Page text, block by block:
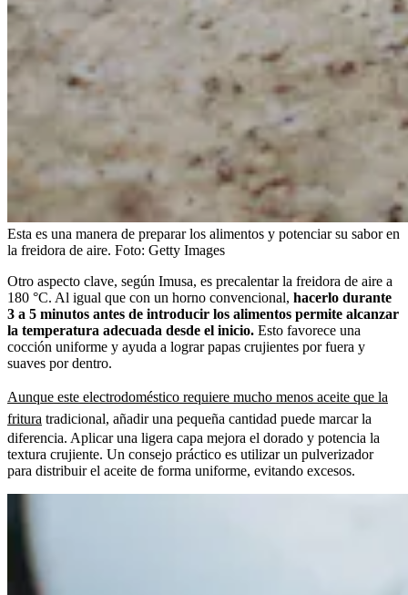
Esta es una manera de preparar los alimentos y potenciar su sabor en
la freidora de aire. Foto: Getty Images
Otro aspecto clave, según Imusa, es precalentar la freidora de aire a
180 °C. Al igual que con un horno convencional, hacerlo durante
3 a 5 minutos antes de introducir los alimentos permite alcanzar
la temperatura adecuada desde el inicio. Esto favorece una
cocción uniforme y ayuda a lograr papas crujientes por fuera y
suaves por dentro.
Aunque este electrodoméstico requiere mucho menos aceite que la
fritura tradicional, añadir una pequeña cantidad puede marcar la
diferencia. Aplicar una ligera capa mejora el dorado y potencia la
textura crujiente. Un consejo práctico es utilizar un pulverizador
para distribuir el aceite de forma uniforme, evitando excesos.